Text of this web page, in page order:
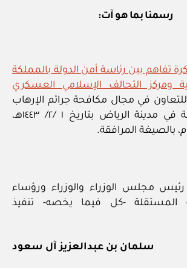
رسمنا بما هو آت:
تفاهم بين رئاسة أمن الدولة بالمملكة
ومركز التحالف الإسلامي العسكري
في مجال مكافحة جرائم الإرهاب
وتمويله، الموقعة في مدينة الرياض بتاريخ ١ /٢/ ١٤٤٣هـ،
مجلس الوزراء والوزراء ورؤساء
المستقلة -كل فيما يخصه- تنفيذ
سلمان بن عبدالعزيز آل سعود